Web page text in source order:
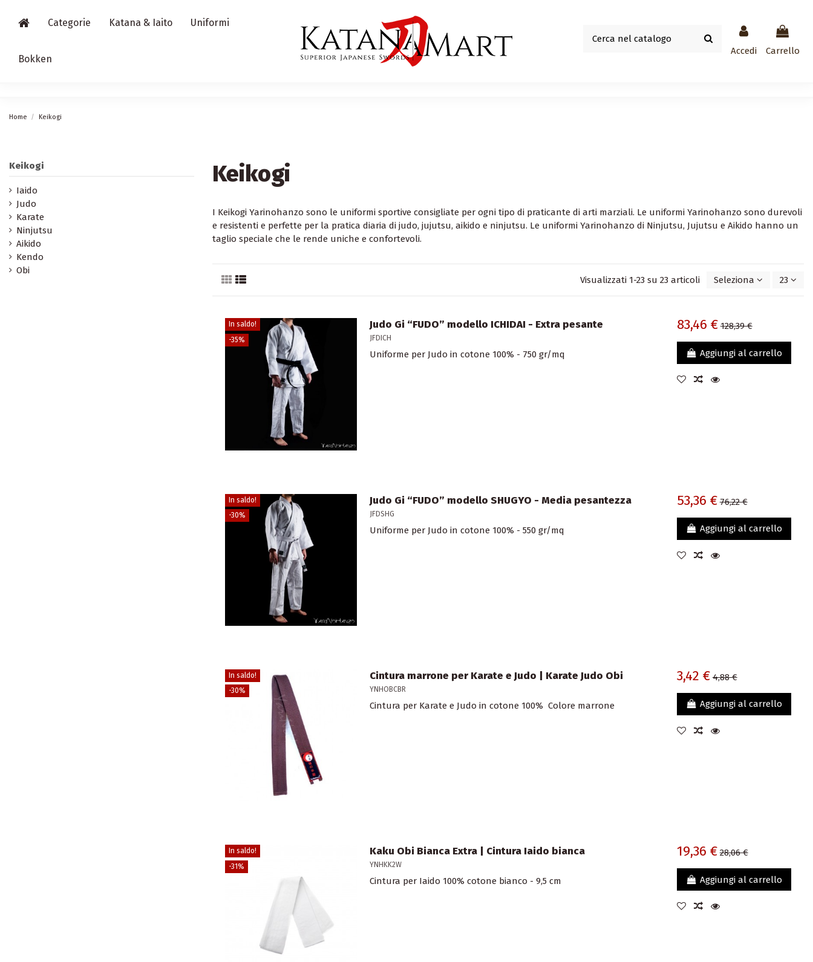
Categorie Katana & Iaito Uniformi
Bokken
Accedi Carrello
Home Keikogi
Keikogi
I Keikogi Yarinohanzo sono le uniformi sportive consigliate per ogni tipo di praticante di arti marziali. Le uniformi Yarinohanzo sono durevoli
e resistenti e perfette per la pratica diaria di judo, jujutsu, aikido e ninjutsu. Le uniformi Yarinohanzo di Ninjutsu, Jujutsu e Aikido hanno un
taglio speciale che le rende uniche e confortevoli.
Visualizzati 1-23 su 23 articoli Seleziona 23
In saldo!
-35%
Judo Gi “FUDO” modello ICHIDAI - Extra pesante
JFDICH
Uniforme per Judo in cotone 100% - 750 gr/mq
83,46 € 128,39 €
Aggiungi al carrello
In saldo!
-30%
Judo Gi “FUDO” modello SHUGYO - Media pesantezza
JFDSHG
Uniforme per Judo in cotone 100% - 550 gr/mq
53,36 € 76,22 €
Aggiungi al carrello
In saldo!
-30%
Cintura marrone per Karate e Judo | Karate Judo Obi
YNHOBCBR
Cintura per Karate e Judo in cotone 100% Colore marrone
3,42 € 4,88 €
Aggiungi al carrello
In saldo!
-31%
Kaku Obi Bianca Extra | Cintura Iaido bianca
YNHKK2W
Cintura per Iaido 100% cotone bianco - 9,5 cm
19,36 € 28,06 €
Aggiungi al carrello
Keikogi
Iaido
Judo
Karate
Ninjutsu
Aikido
Kendo
Obi